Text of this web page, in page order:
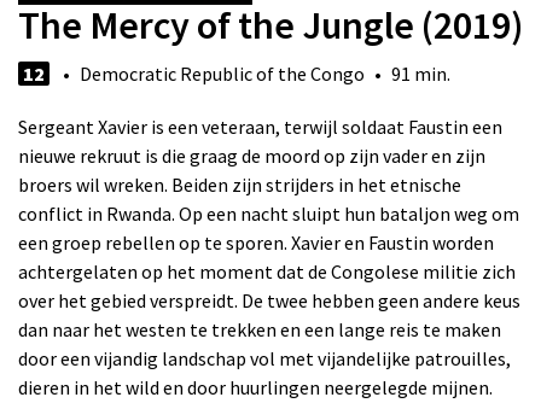
The Mercy of the Jungle (2019)
12 • Democratic Republic of the Congo • 91 min.
Sergeant Xavier is een veteraan, terwijl soldaat Faustin een
nieuwe rekruut is die graag de moord op zijn vader en zijn
broers wil wreken. Beiden zijn strijders in het etnische
conflict in Rwanda. Op een nacht sluipt hun bataljon weg om
een ​​groep rebellen op te sporen. Xavier en Faustin worden
achtergelaten op het moment dat de Congolese militie zich
over het gebied verspreidt. De twee hebben geen andere keus
dan naar het westen te trekken en een lange reis te maken
door een vijandig landschap vol met vijandelijke patrouilles,
dieren in het wild en door huurlingen neergelegde mijnen.